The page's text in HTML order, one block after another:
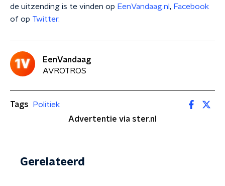
de uitzending is te vinden op EenVandaag.nl , Facebook
of op Twitter.
EenVandaag
AVROTROS
Tags
Politiek
Advertentie via ster.nl
Gerelateerd